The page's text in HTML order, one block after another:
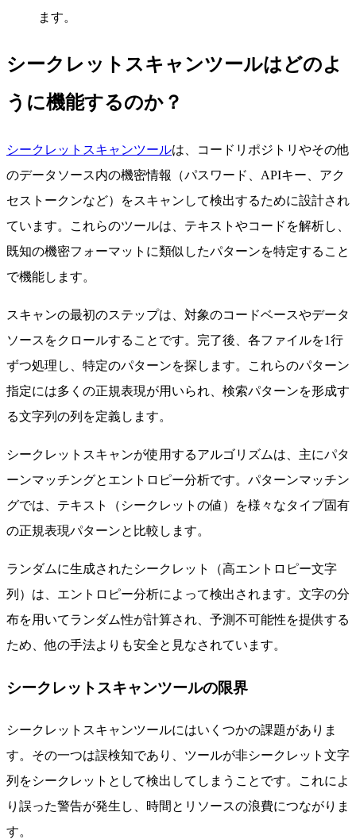
ます。
シークレットスキャンツールはどのよ
うに機能するのか？
シークレットスキャンツールは、コードリポジトリやその他
のデータソース内の機密情報（パスワード、APIキー、アク
セストークンなど）をスキャンして検出するために設計され
ています。これらのツールは、テキストやコードを解析し、
既知の機密フォーマットに類似したパターンを特定すること
で機能します。
スキャンの最初のステップは、対象のコードベースやデータ
ソースをクロールすることです。完了後、各ファイルを1行
ずつ処理し、特定のパターンを探します。これらのパターン
指定には多くの正規表現が用いられ、検索パターンを形成す
る文字列の列を定義します。
シークレットスキャンが使用するアルゴリズムは、主にパタ
ーンマッチングとエントロピー分析です。パターンマッチン
グでは、テキスト（シークレットの値）を様々なタイプ固有
の正規表現パターンと比較します。
ランダムに生成されたシークレット（高エントロピー文字
列）は、エントロピー分析によって検出されます。文字の分
布を用いてランダム性が計算され、予測不可能性を提供する
ため、他の手法よりも安全と見なされています。
シークレットスキャンツールの限界
シークレットスキャンツールにはいくつかの課題がありま
す。その一つは誤検知であり、ツールが非シークレット文字
列をシークレットとして検出してしまうことです。これによ
り誤った警告が発生し、時間とリソースの浪費につながりま
す。